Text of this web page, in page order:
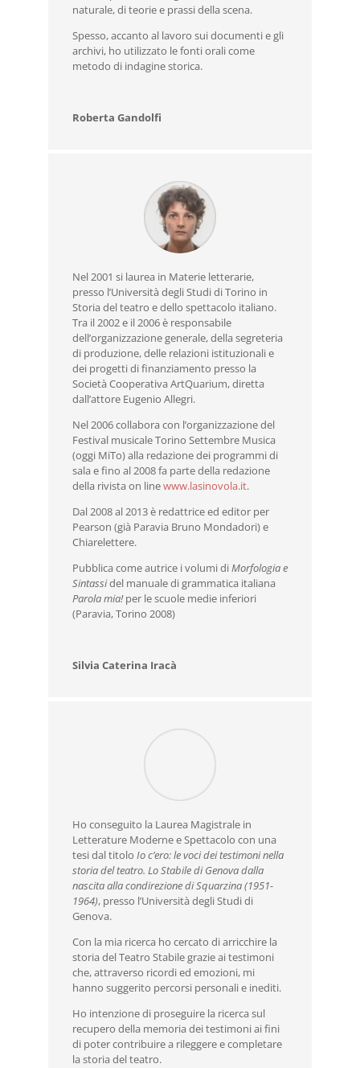
naturale, di teorie e prassi della scena.
Spesso, accanto al lavoro sui documenti e gli
archivi, ho utilizzato le fonti orali come
metodo di indagine storica.
Roberta Gandolfi
Nel 2001 si laurea in Materie letterarie,
presso l’Università degli Studi di Torino in
Storia del teatro e dello spettacolo italiano.
Tra il 2002 e il 2006 è responsabile
dell’organizzazione generale, della segreteria
di produzione, delle relazioni istituzionali e
dei progetti di finanziamento presso la
Società Cooperativa ArtQuarium, diretta
dall’attore Eugenio Allegri.
Nel 2006 collabora con l’organizzazione del
Festival musicale Torino Settembre Musica
(oggi MiTo) alla redazione dei programmi di
sala e fino al 2008 fa parte della redazione
della rivista on linewww.lasinovola.it.
Dal 2008 al 2013 è redattrice ed editor per
Pearson (già Paravia Bruno Mondadori) e
Chiarelettere.
Pubblica come autrice i volumi diMorfologia e
Sintassidel manuale di grammatica italiana
Parola mia!per le scuole medie inferiori
(Paravia, Torino 2008)
Silvia Caterina Iracà
Ho conseguito la Laurea Magistrale in
Letterature Moderne e Spettacolo con una
tesi dal titolo Io c’ero: le voci dei testimoni nella
storia del teatro. Lo Stabile di Genova dalla
nascita alla condirezione di Squarzina (1951-
1964), presso l’Università degli Studi di
Genova.
Con la mia ricerca ho cercato di arricchire la
storia del Teatro Stabile grazie ai testimoni
che, attraverso ricordi ed emozioni, mi
hanno suggerito percorsi personali e inediti.
Ho intenzione di proseguire la ricerca sul
recupero della memoria dei testimoni ai fini
di poter contribuire a rileggere e completare
la storia del teatro.